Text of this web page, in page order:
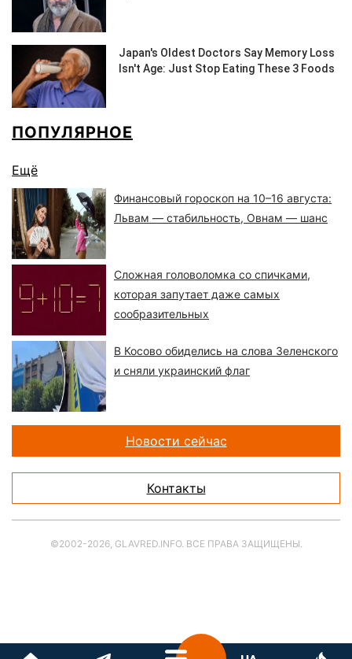
ПОПУЛЯРНОЕ
Ещё
Финансовый гороскоп на 10–16 августа:
Львам — стабильность, Овнам — шанс
Сложная головоломка со спичками,
которая запутает даже самых
сообразительных
В Косово обиделись на слова Зеленского
и сняли украинский флаг
Новости сейчас
Контакты
©2002-2026, GLAVRED.INFO. ВСЕ ПРАВА ЗАЩИЩЕНЫ.